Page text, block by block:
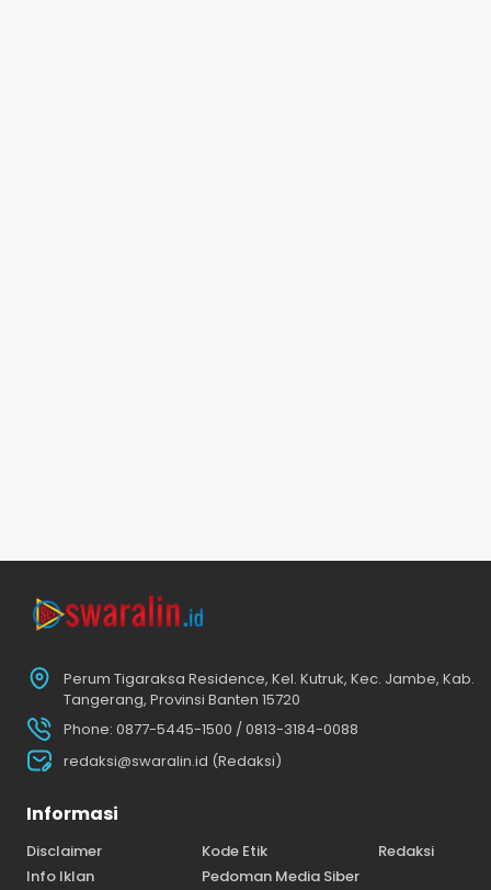
Perum Tigaraksa Residence, Kel. Kutruk, Kec. Jambe, Kab.
Tangerang, Provinsi Banten 15720
Phone: 0877-5445-1500 / 0813-3184-0088
redaksi@swaralin.id (Redaksi)
Informasi
Disclaimer Kode Etik
Redaksi
Info Iklan
Pedoman Media Siber